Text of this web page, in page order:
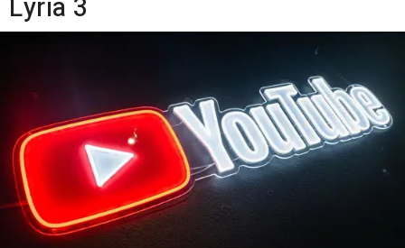
Lyria 3